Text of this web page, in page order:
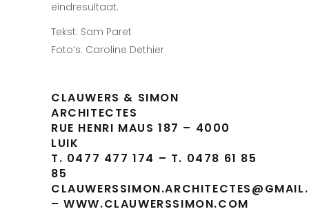
eindresultaat.
Tekst: Sam Paret
Foto’s: Caroline Dethier
CLAUWERS & SIMON
ARCHITECTES
RUE HENRI MAUS 187 – 4000
LUIK
T. 0477 477 174 – T. 0478 61 85
85
–WWW.CLAUWERSSIMON.COM